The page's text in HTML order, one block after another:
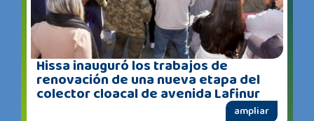
Hissa inauguró los trabajos de
renovación de una nueva etapa del
colector cloacal de avenida Lafinur
ampliar